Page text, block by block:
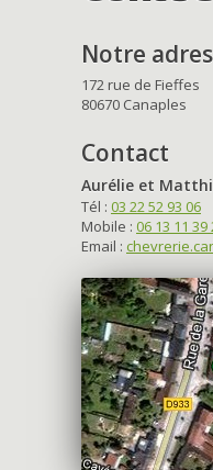
Notre
172 rue de Fieffes
80670 Canaples
Contact
Aurélie et
Tél : 03 22 52 93 06
Mobile : 06 13 11 39
Email :